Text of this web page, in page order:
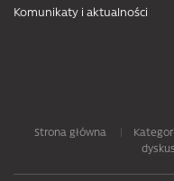
Komunikaty i aktualności
Strona główna